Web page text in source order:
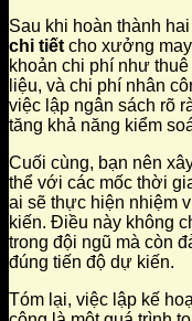
Sau khi hoàn thành
chi tiết cho xưởng
khoản chi phí như
liệu, và chi phí nhân
việc lập ngân sách rõ
tăng khả năng kiểm
Cuối cùng, bạn nên
thể với các mốc thời
ai sẽ thực hiện nhiệm
kiến. Điều này không
trong đội ngũ mà còn
đúng tiến độ dự kiến.
Tóm lại, việc lập kế